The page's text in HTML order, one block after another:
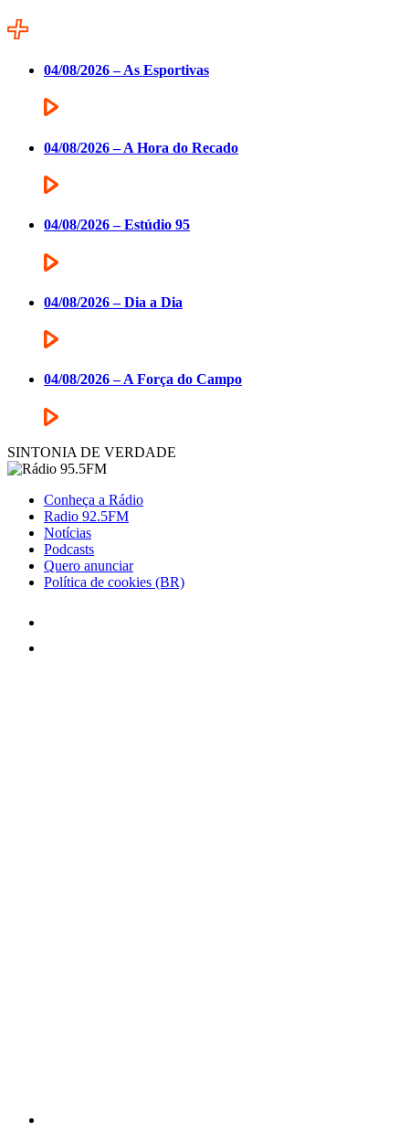
04/08/2026 – As Esportivas
04/08/2026 – A Hora do Recado
04/08/2026 – Estúdio 95
04/08/2026 – Dia a Dia
04/08/2026 – A Força do Campo
SINTONIA DE VERDADE
Conheça a Rádio
Radio 92.5FM
Notícias
Podcasts
Quero anunciar
Política de cookies (BR)